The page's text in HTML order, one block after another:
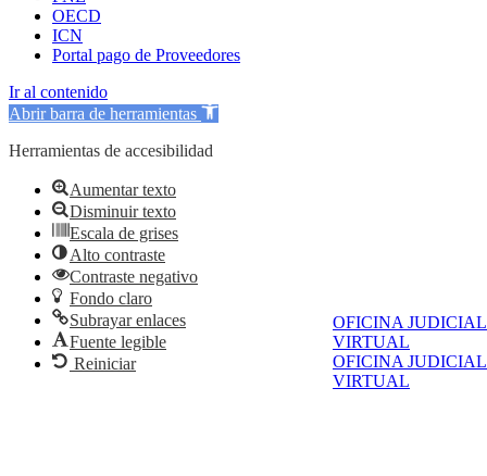
OFICINA JUDICIAL
VIRTUAL
OFICINA JUDICIAL
VIRTUAL
OECD
ICN
Portal pago de Proveedores
Ir al contenido
Abrir barra de herramientas
Herramientas de accesibilidad
Aumentar texto
Disminuir texto
Escala de grises
Alto contraste
Contraste negativo
Fondo claro
Subrayar enlaces
Fuente legible
Reiniciar